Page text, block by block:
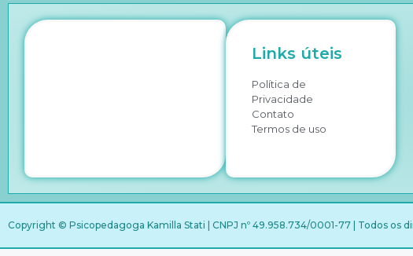
Links úteis
Política de
Privacidade
Contato
Termos de uso
Copyright © Psicopedagoga Kamilla Stati | CNPJ nº 49.958.734/0001-77 | Todos os